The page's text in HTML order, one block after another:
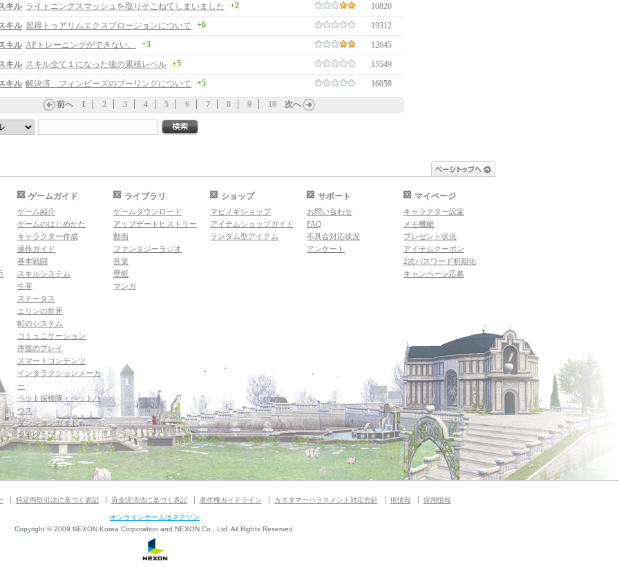
キル ライトニングスマッシュを取りそこねてしまいました +2
10820
キル 習得トゥアリムエクスプロージョンについて +6
19312
キル APトレーニングができない。 +3
12645
キル スキル全て１になった後の累積レベル +5
15549
キル 解決済 フィンビーズのプーリングについて +5 16058
前へ 1 2 3 4 5 6 7 8 9 10 次へ
ゲームガイド
ゲーム紹介
ゲームのはじめかた
キャラクター作成
操作ガイド
基本戦闘
スキルシステム
生産
ステータス
エリンの世界
町のシステム
コミュニケーション
序盤のプレイ
スマートコンテンツ
インタラクションメーカ
ー
ペット探検隊・ペットハ
ウス
ダンジョンガイド
マギグラフィ
ライブラリ
ゲームダウンロード
アップデートヒストリー
動画
ファンタジーラジオ
音楽
壁紙
マンガ
ショップ
マビノギショップ
アイテムショップガイド
ランダム型アイテム
サポート
お問い合わせ
FAQ
不具合対応状況
アンケート
マイページ
キャラクター設定
メモ機能
プレゼント状況
アイテムクーポン
2次パスワード初期化
キャンペーン応募
特定商取引法に基づく表記 資金決済法に基づく表記 著作権ガイドライン カスタマーハラスメント対応方針 IR情報 採用情報
オンラインゲームはネクソン
Copyright © 2009 NEXON Korea Corporation and NEXON Co., Ltd. All Rights Reserved.